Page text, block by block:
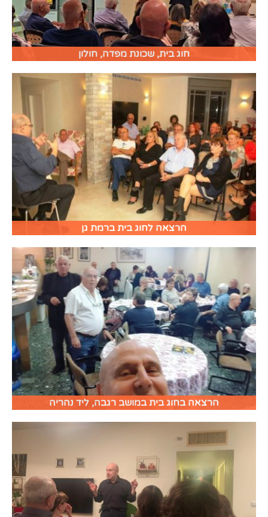
חוג בית, שכונת מפדה, חולון
הרצאה לחוג בית ברמת גן
הרצאה בחוג בית במושב רגבה, ליד נהריה